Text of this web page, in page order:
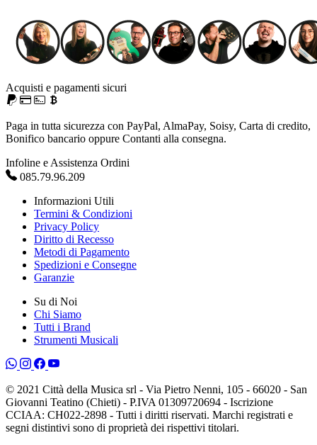
Acquisti e pagamenti sicuri
Paga in tutta sicurezza con PayPal, AlmaPay, Soisy, Carta di credito,
Bonifico bancario oppure Contanti alla consegna.
Infoline e Assistenza Ordini
085.79.96.209
Informazioni Utili
Termini & Condizioni
Privacy Policy
Diritto di Recesso
Metodi di Pagamento
Spedizioni e Consegne
Garanzie
Su di Noi
Chi Siamo
Tutti i Brand
Strumenti Musicali
© 2021 Città della Musica srl - Via Pietro Nenni, 105 - 66020 - San
Giovanni Teatino (Chieti) - P.IVA 01309720694 - Iscrizione
CCIAA: CH022-2898 - Tutti i diritti riservati. Marchi registrati e
segni distintivi sono di proprietà dei rispettivi titolari.